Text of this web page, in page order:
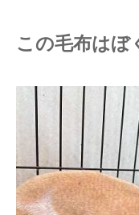
この毛布はぼ